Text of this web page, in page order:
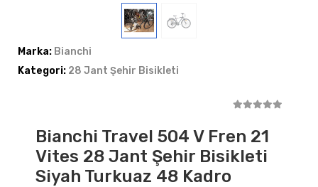
Marka: Bianchi
Kategori: 28 Jant Şehir Bisikleti
Bianchi Travel 504 V Fren 21
Vites 28 Jant Şehir Bisikleti
Siyah Turkuaz 48 Kadro